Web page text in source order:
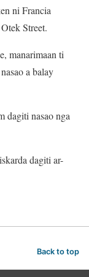
ni Francia
Street.
manarimaan ti
a balay
dagiti nasao nga
dagiti ar-
Back to top